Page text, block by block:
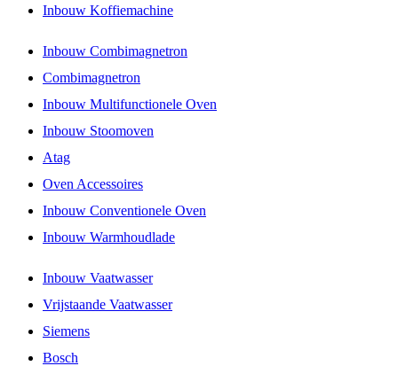
Inbouw Koffiemachine
Inbouw Combimagnetron
Combimagnetron
Inbouw Multifunctionele Oven
Inbouw Stoomoven
Atag
Oven Accessoires
Inbouw Conventionele Oven
Inbouw Warmhoudlade
Inbouw Vaatwasser
Vrijstaande Vaatwasser
Siemens
Bosch